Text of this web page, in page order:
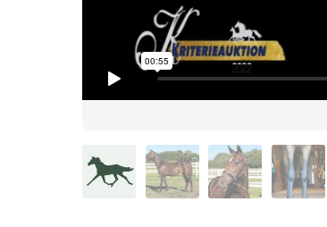
Sandie so.mp4from Valentina Hultbergon